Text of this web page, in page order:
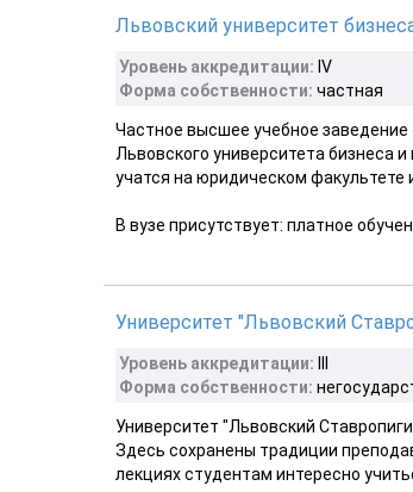
Львовский университет
Уровень аккредитации: IV
Форма собственности: частная
Частное высшее учебное заведение
Львовского университета бизнеса
учатся на юридическом факультете
В вузе присутствует: платное
Университет "Львовский
Уровень аккредитации:
Форма собственности:
Университет "Львовский
Здесь сохранены традиции
лекциях студентам интересно